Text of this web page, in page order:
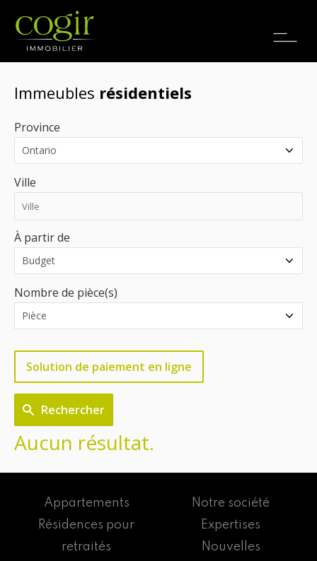
Emplois
Immeubles résidentiels
Province
Ville
À partir de
Nombre de pièce(s)
Solution de paiement en ligne
Rechercher
Aucun résultat.
Appartements
Résidences pour
retraités
Notre société
Expertises
Nouvelles